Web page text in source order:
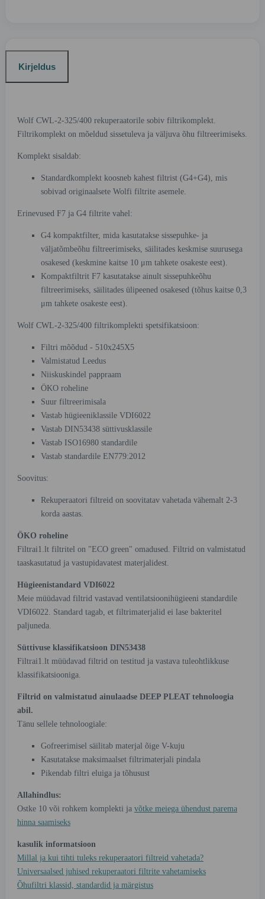
Kirjeldus
Wolf CWL-2-325/400 rekuperaatorile sobiv filtrikomplekt.
Filtrikomplekt on mõeldud sissetuleva ja väljuva õhu filtreerimiseks.
Komplekt sisaldab:
Standardkomplekt koosneb kahest filtrist (G4+G4), mis
sobivad originaalsete Wolfi filtrite asemele.
Erinevused F7 ja G4 filtrite vahel:
G4 kompaktfilter, mida kasutatakse sissepuhke- ja
väljatõmbeõhu filtreerimiseks, säilitades keskmise suurusega
osakesed (keskmine kaitse 10 μm tahkete osakeste eest).
Kompaktfiltrit F7 kasutatakse ainult sissepuhkeõhu
filtreerimiseks, säilitades ülipeened osakesed (tõhus kaitse 0,3
μm tahkete osakeste eest).
Wolf CWL-2-325/400 filtrikomplekti spetsifikatsioon:
Filtri mõõdud - 510x245X5
Valmistatud Leedus
Niiskuskindel pappraam
ÖKO roheline
Suur filtreerimisala
Vastab hügieeniklassile VDI6022
Vastab DIN53438 süttivusklassile
Vastab ISO16980 standardile
Vastab standardile EN779:2012
Soovitus:
Rekuperaatori filtreid on soovitatav vahetada vähemalt 2-3
korda aastas.
ÖKO roheline
Filtrai1.lt filtritel on "ECO green" omadused. Filtrid on valmistatud
taaskasutatud ja vastupidavatest materjalidest.
Hügieenistandard VDI6022
Meie müüdavad filtrid vastavad ventilatsioonihügieeni standardile
VDI6022. Standard tagab, et filtrimaterjalid ei lase bakteritel
paljuneda.
Süttivuse klassifikatsioon DIN53438
Filtrai1.lt müüdavad filtrid on testitud ja vastava tuleohtlikkuse
klassifikatsiooniga.
Filtrid on valmistatud ainulaadse DEEP PLEAT tehnoloogia
abil.
Tänu sellele tehnoloogiale:
Gofreerimisel säilitab materjal õige V-kuju
Kasutatakse maksimaalset filtrimaterjali pindala
Pikendab filtri eluiga ja tõhusust
Allahindlus:
Ostke 10 või rohkem komplekti ja võtke meiega ühendust parema
hinna saamiseks
kasulik informatsioon
Millal ja kui tihti tuleks rekuperaatori filtreid vahetada?
Universaalsed juhised rekuperaatori filtrite vahetamiseks
Õhufiltri klassid, standardid ja märgistus